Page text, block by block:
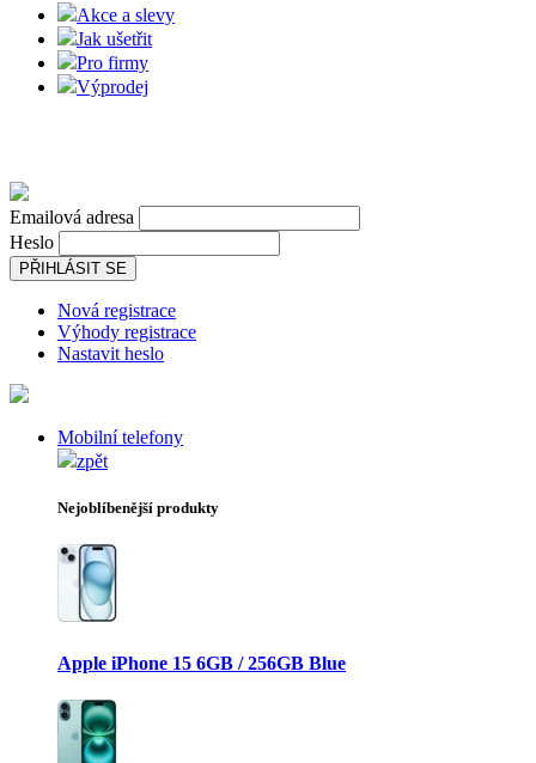
Akce a slevy
Jak ušetřit
Pro firmy
Výprodej
Emailová adresa
Heslo
PŘIHLÁSIT SE
Nová registrace
Výhody registrace
Nastavit heslo
Mobilní telefony
zpět
Nejoblíbenější produkty
Apple iPhone 15 6GB / 256GB Blue